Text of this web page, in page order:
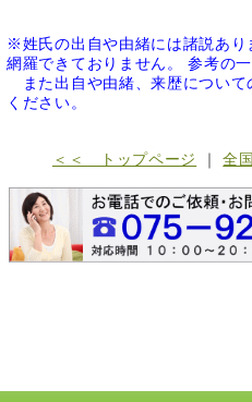
※姓氏の出自や由緒には諸説あ
網羅できておりません。 参考の
また出自や由緒、来歴について
ください。
＜＜ トップページ ｜全